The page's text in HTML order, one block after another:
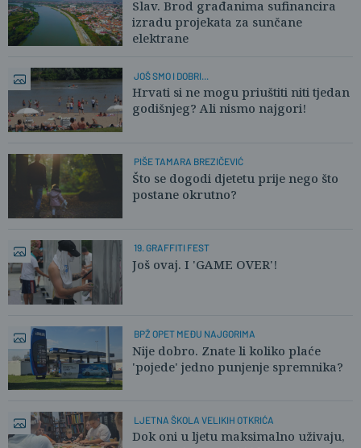
Slav. Brod građanima sufinancira
izradu projekata za sunčane
elektrane
JOŠ SMO I DOBRI...
Hrvati si ne mogu priuštiti niti tjedan
godišnjeg? Ali nismo najgori!
PIŠE TAMARA BREZIČEVIĆ
Što se dogodi djetetu prije nego što
postane okrutno?
19. GRAFFITI FEST
Još ovaj. I 'GAME OVER'!
BPŽ OPET MEĐU NAJGORIMA
Nije dobro. Znate li koliko plaće
'pojede' jedno punjenje spremnika?
LJETNA ŠKOLA VELIKIH OTKRIĆA
Dok oni u ljetu maksimalno uživaju,